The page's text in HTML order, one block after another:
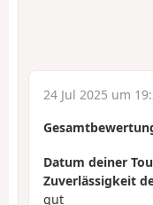
24 Jul 2025 um
Datum deiner
Zuverlässigkeit
gut